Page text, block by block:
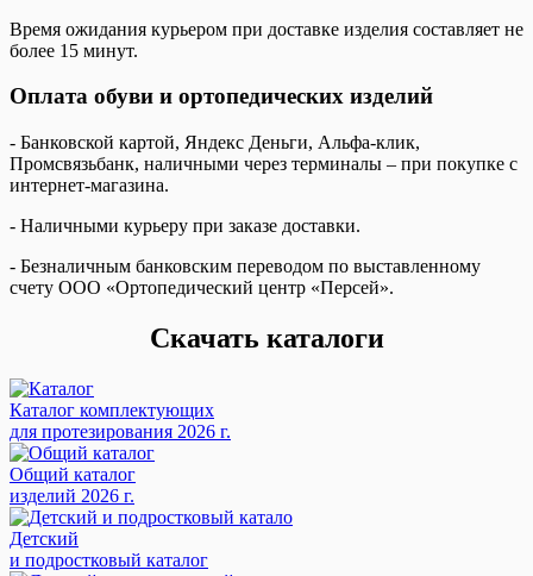
Время ожидания курьером при доставке изделия составляет не
более 15 минут.
Оплата обуви и ортопедических изделий
- Банковской картой, Яндекс Деньги, Альфа-клик,
Промсвязьбанк, наличными через терминалы – при покупке с
интернет-магазина.
- Наличными курьеру при заказе доставки.
- Безналичным банковским переводом по выставленному
счету ООО «Ортопедический центр «Персей».
Скачать каталоги
Каталог комплектующих
для протезирования 2026 г.
Общий каталог
изделий 2026 г.
Детский
и подростковый каталог